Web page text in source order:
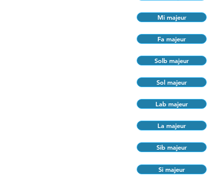
Mi majeur
Fa majeur
Solb majeur
Sol majeur
Lab majeur
La majeur
Sib majeur
Si majeur